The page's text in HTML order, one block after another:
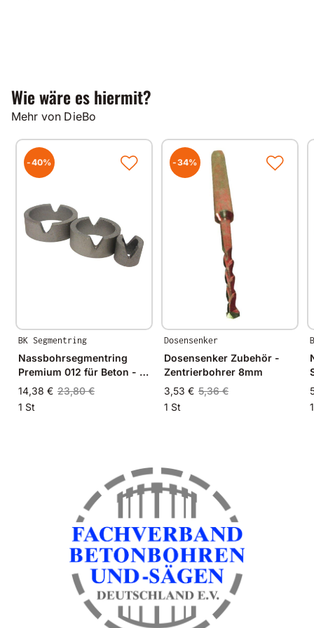
Wie wäre es hiermit?
Mehr von DieBo
-40%
BK Segmentring
Nassbohrsegmentring
Premium 012 für Beton - Ø
12mm - 12/8mm
14,38 € 23,80 €
1 St
-34%
Dosensenker
Dosensenker Zubehör -
Zentrierbohrer 8mm
3,53 € 5,36 €
1 St